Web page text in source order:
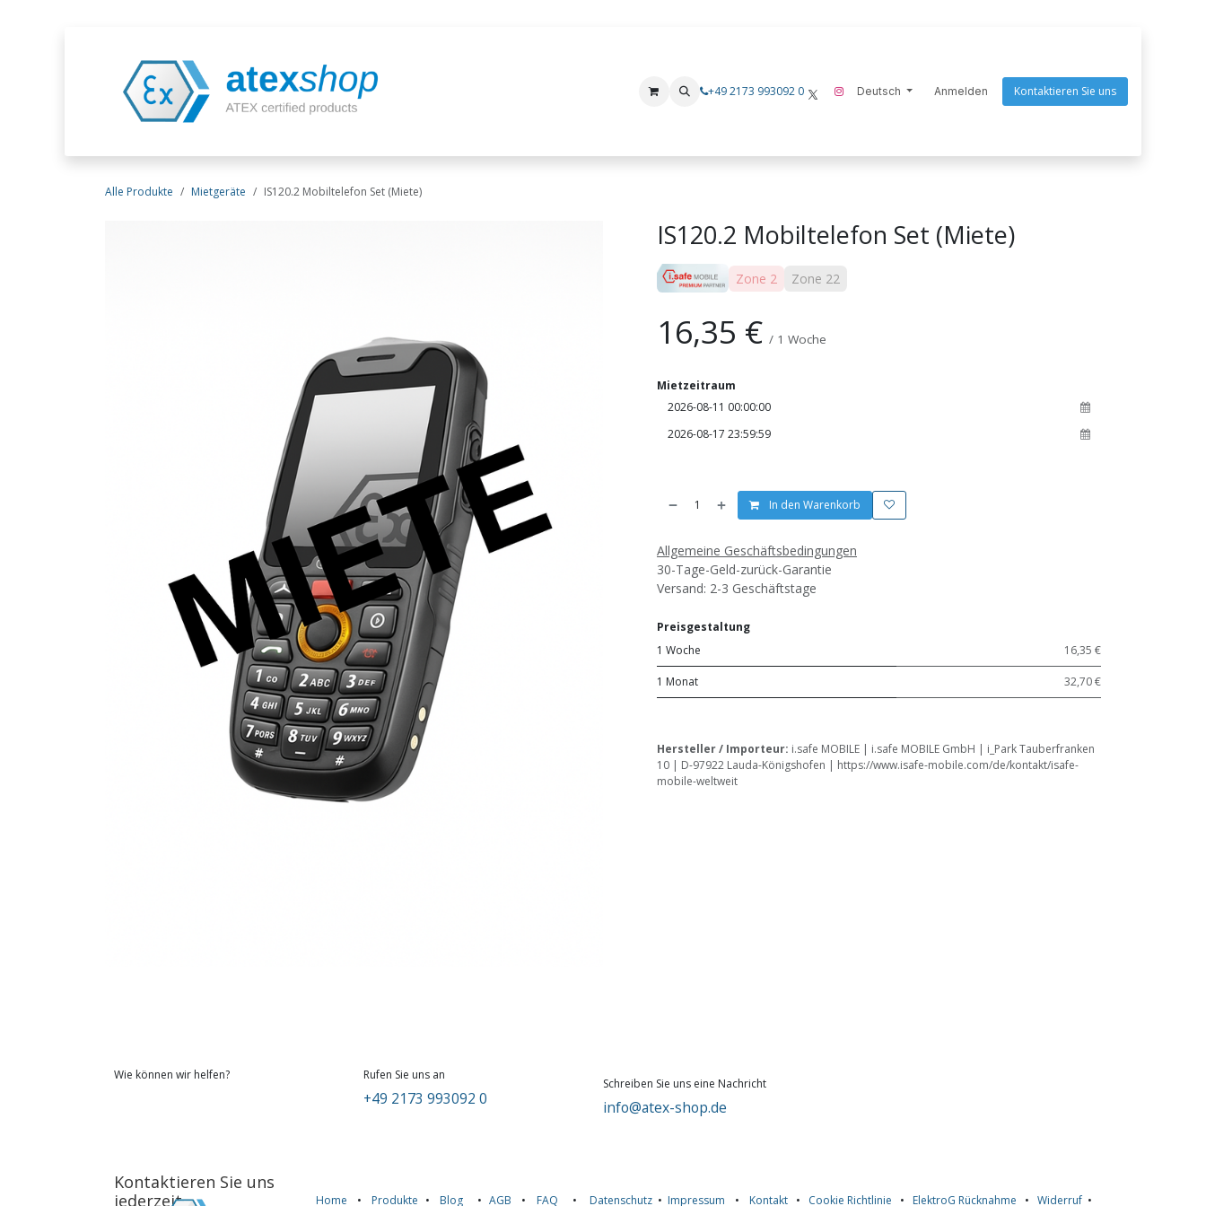
Hersteller i.safe MOBILE Xshielder ecom-instruments Endres Tools Goaltek Nightstick
+49 2173 993092 0 Deutsch Anmelden Kontaktieren Sie uns
Alle Produkte Mietgeräte IS120.2 Mobiltelefon Set (Miete)
IS120.2 Mobiltelefon Set (Miete)
Zone 2 Zone 22
16,35 € / 1 Woche
Mietzeitraum
In den Warenkorb
Allgemeine Geschäftsbedingungen
30-Tage-Geld-zurück-Garantie
Versand: 2-3 Geschäftstage
Preisgestaltung
1 Woche
16,35 €
1 Monat 32,70 €
Hersteller / Importeur: i.safe MOBILE | i.safe MOBILE GmbH | i_Park Tauberfranken
10 | D-97922 Lauda-Königshofen | https://www.isafe-mobile.com/de/kontakt/isafe-
mobile-weltweit
Wie können wir helfen?
Kontaktieren Sie uns
jederzeit
Rufen Sie uns an
+49 2173 993092 0
Schreiben Sie uns eine Nachricht
info@atex-shop.de
Home • Produkte • Blog • AGB • FAQ • Datenschutz • Impressum • Kontakt • Cookie Richtlinie • ElektroG Rücknahme • Widerruf •